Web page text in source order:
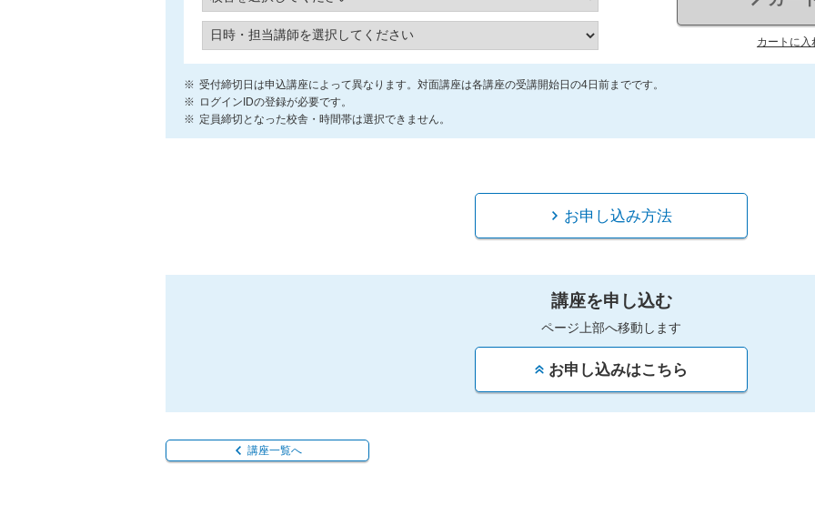
カートに入
受付締切日は申込講座によって異なります。対面講座は各講座の受講開始日の4日前までです。
ログインIDの登録が必要です。
定員締切となった校舎・時間帯は選択できません。
お申し込み方法
講座を申し込む
ページ上部へ移動します
お申し込みはこちら
講座一覧へ